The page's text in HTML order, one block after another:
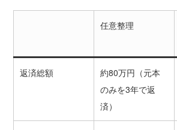
任意整理
返済総額
約80万円（元本
のみを3年で返
済）